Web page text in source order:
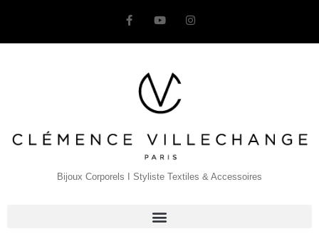
Bijoux Corporels I Styliste Textiles & Accessoires